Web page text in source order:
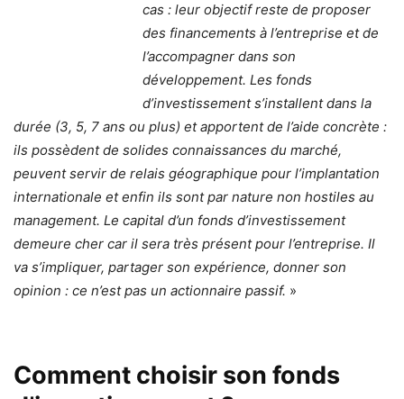
cas : leur objectif reste de proposer
des financements à l’entreprise et de
l’accompagner dans son
développement. Les fonds
d’investissement s’installent dans la
durée (3, 5, 7 ans ou plus) et apportent de l’aide concrète :
ils possèdent de solides connaissances du marché,
peuvent servir de relais géographique pour l’implantation
internationale et enfin ils sont par nature non hostiles au
management. Le capital d’un fonds d’investissement
demeure cher car il sera très présent pour l’entreprise. Il
va s’impliquer, partager son expérience, donner son
opinion : ce n’est pas un actionnaire passif. »
Comment choisir son fonds